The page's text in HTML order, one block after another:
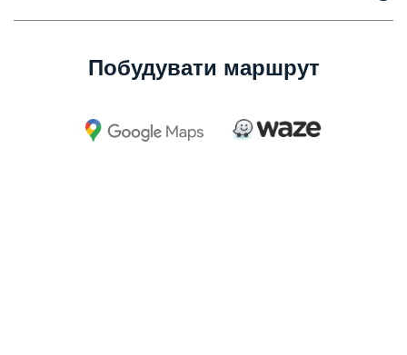
Побудувати маршрут